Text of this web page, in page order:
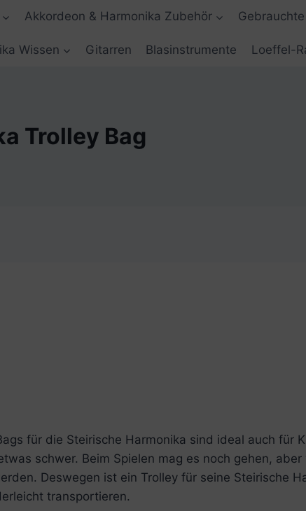
Akkordeon & Harmonika Zubehör
Wissen Gitarren Blasinstrumente Loeffel-
Trolley Bag
für die Steirische Harmonika sind ideal auch für
schwer. Beim Spielen mag es noch gehen,
Deswegen ist ein Trolley für seine Steirische
transportieren.